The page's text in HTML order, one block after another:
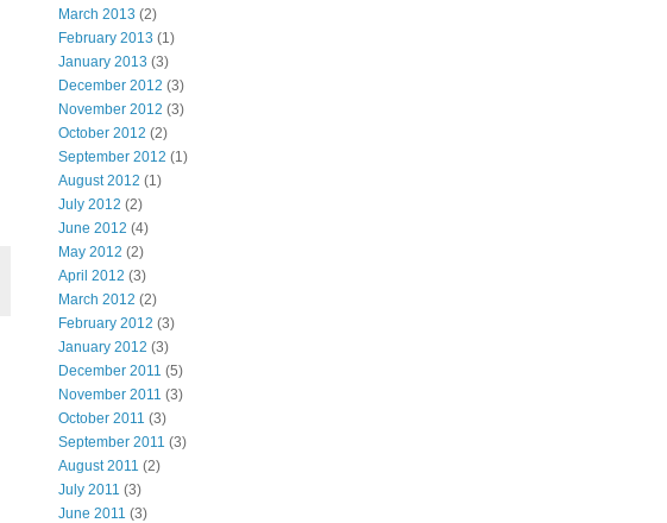
March 2013 (2)
February 2013 (1)
January 2013 (3)
December 2012 (3)
November 2012 (3)
October 2012 (2)
September 2012 (1)
August 2012 (1)
July 2012 (2)
June 2012 (4)
May 2012 (2)
April 2012 (3)
March 2012 (2)
February 2012 (3)
January 2012 (3)
December 2011 (5)
November 2011 (3)
October 2011 (3)
September 2011 (3)
August 2011 (2)
July 2011 (3)
June 2011 (3)